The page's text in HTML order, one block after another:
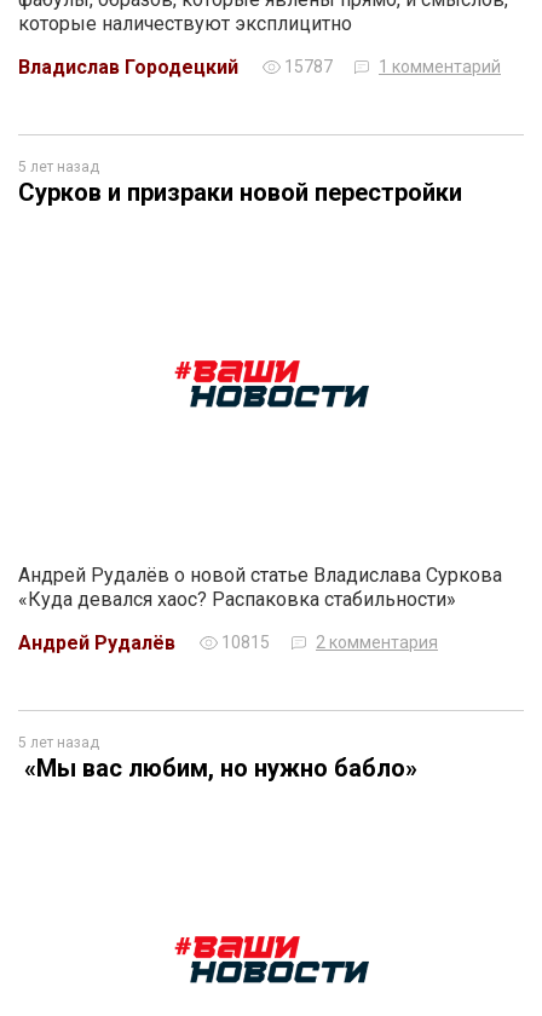
которые наличествуют эксплицитно
Владислав Городецкий
15787 1 комментарий
5 лет назад
Сурков и призраки новой перестройки
Андрей Рудалёв о новой статье Владислава Суркова
«Куда девался хаос? Распаковка стабильности»
Андрей Рудалёв
10815 2 комментария
5 лет назад
«Мы вас любим, но нужно бабло»